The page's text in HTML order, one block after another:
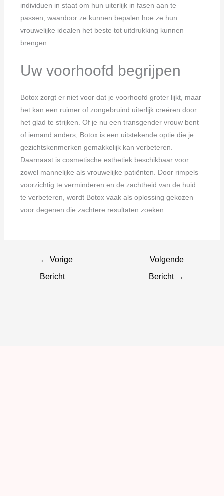
individuen in staat om hun uiterlijk in fasen aan te
passen, waardoor ze kunnen bepalen hoe ze hun
vrouwelijke idealen het beste tot uitdrukking kunnen
brengen.
Uw voorhoofd begrijpen
Botox zorgt er niet voor dat je voorhoofd groter lijkt, maar
het kan een ruimer of zongebruind uiterlijk creëren door
het glad te strijken. Of je nu een transgender vrouw bent
of iemand anders, Botox is een uitstekende optie die je
gezichtskenmerken gemakkelijk kan verbeteren.
Daarnaast is cosmetische esthetiek beschikbaar voor
zowel mannelijke als vrouwelijke patiënten. Door rimpels
voorzichtig te verminderen en de zachtheid van de huid
te verbeteren, wordt Botox vaak als oplossing gekozen
voor degenen die zachtere resultaten zoeken.
← Vorige
Bericht
Volgende
Bericht →